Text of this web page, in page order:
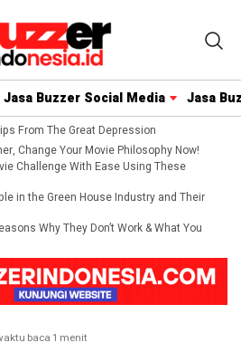
Jasa Buzzer Social Media Jasa
From The Great Depression
Change Your Movie Philosophy Now!
Challenge With Ease Using These
in the Green House Industry and Their
Why They Don’t Work & What You
baca 1 menit